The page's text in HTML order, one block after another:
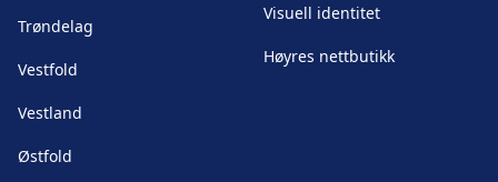
Trøndelag
Vestfold
Vestland
Østfold
Visuell identitet
Høyres nettbutikk